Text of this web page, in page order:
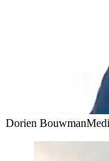
Dorien Bouwman